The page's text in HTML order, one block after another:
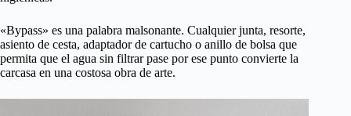
«Bypass» es una palabra malsonante. Cualquier junta, resorte,
asiento de cesta, adaptador de cartucho o anillo de bolsa que
permita que el agua sin filtrar pase por ese punto convierte la
carcasa en una costosa obra de arte.